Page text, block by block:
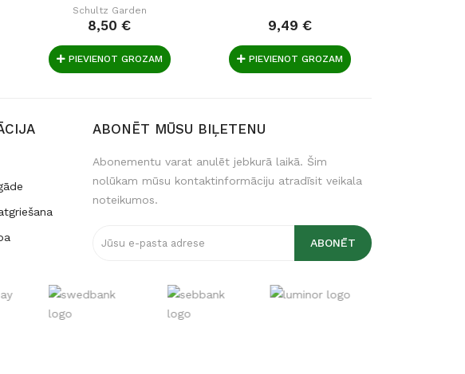
Schultz Garden
8,50 €
PIEVIENOT GROZAM
9,49 €
PIEVIENOT GROZAM
ABONĒT MŪSU BIĻETENU
Abonementu varat anulēt jebkurā laikā. Šim
nolūkam mūsu kontaktinformāciju atradīsit veikala
noteikumos.